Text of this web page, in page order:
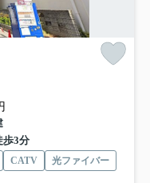
歩3分
CATV
光ファイバー